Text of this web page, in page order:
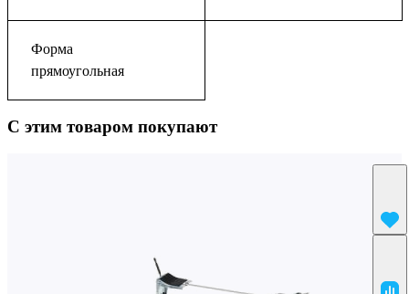
Форма
прямоугольная
С этим товаром покупают